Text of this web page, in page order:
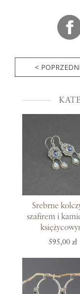
< POPRZEDNI
Srebrne
szafirem i
595,00 zł